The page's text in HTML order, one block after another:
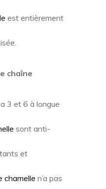
est entièrement
chaîne
3 et 6 à longue
sont anti-
et
chamelle n’a pas